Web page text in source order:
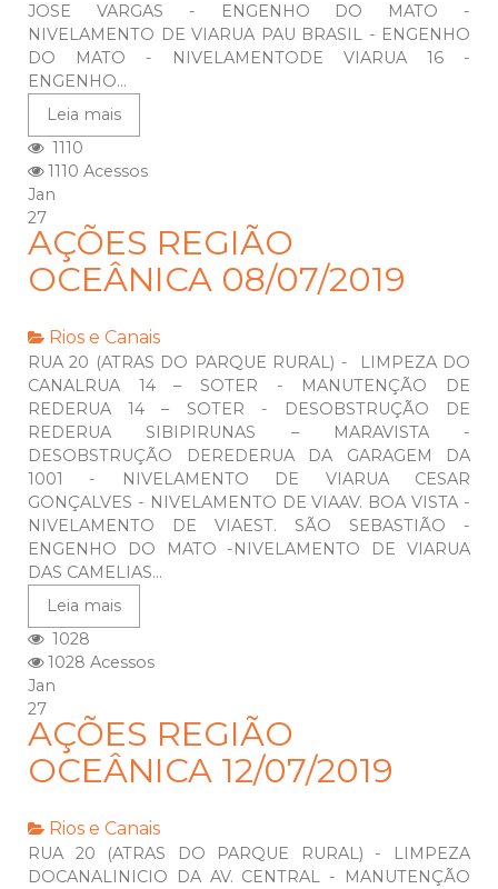
JOSE VARGAS - ENGENHO DO MATO -
NIVELAMENTO DE VIARUA PAU BRASIL - ENGENHO
DO MATO - NIVELAMENTODE VIARUA 16 -
ENGENHO...
Leia mais
1110
1110 Acessos
Jan
27
AÇÕES REGIÃO
OCEÂNICA 08/07/2019
Rios e Canais
RUA 20 (ATRAS DO PARQUE RURAL) - LIMPEZA DO
CANALRUA 14 – SOTER - MANUTENÇÃO DE
REDERUA 14 – SOTER - DESOBSTRUÇÃO DE
REDERUA SIBIPIRUNAS – MARAVISTA -
DESOBSTRUÇÃO DEREDERUA DA GARAGEM DA
1001 - NIVELAMENTO DE VIARUA CESAR
GONÇALVES - NIVELAMENTO DE VIAAV. BOA VISTA -
NIVELAMENTO DE VIAEST. SÃO SEBASTIÃO -
ENGENHO DO MATO -NIVELAMENTO DE VIARUA
DAS CAMELIAS...
Leia mais
1028
1028 Acessos
Jan
27
AÇÕES REGIÃO
OCEÂNICA 12/07/2019
Rios e Canais
RUA 20 (ATRAS DO PARQUE RURAL) - LIMPEZA
DOCANALINICIO DA AV. CENTRAL - MANUTENÇÃO